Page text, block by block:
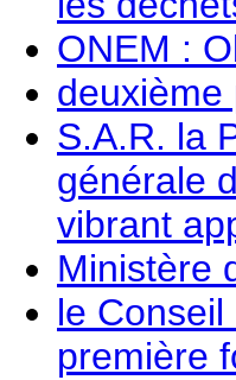
ONEM :
deuxième
S.A.R. la
générale
vibrant
Ministère
le
première